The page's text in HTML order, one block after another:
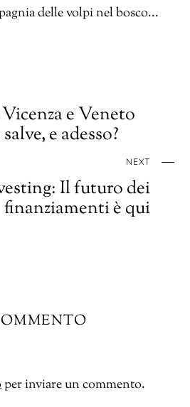
delle volpi nel bosco...
e Veneto
e adesso?
NEXT
Il futuro dei
finanziamenti è qui
per inviare un commento.